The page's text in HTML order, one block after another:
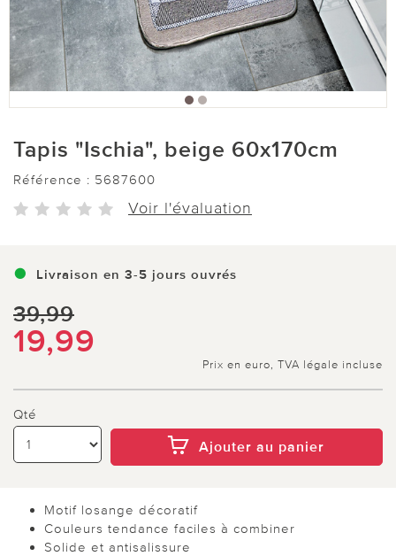
Tapis "Ischia", beige 60x170cm
Référence : 5687600
Voir l'évaluation
Livraison en 3-5 jours ouvrés
39,99
19,99
Prix en euro, TVA légale incluse
Qté
Ajouter au panier
Motif losange décoratif
Couleurs tendance faciles à combiner
Solide et antisalissure